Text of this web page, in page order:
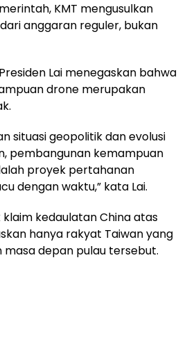
KMT mengusulkan
anggaran reguler, bukan
Lai menegaskan bahwa
drone merupakan
situasi geopolitik dan evolusi
pembangunan kemampuan
proyek pertahanan
dengan waktu,” kata Lai.
kedaulatan China atas
hanya rakyat Taiwan yang
depan pulau tersebut.